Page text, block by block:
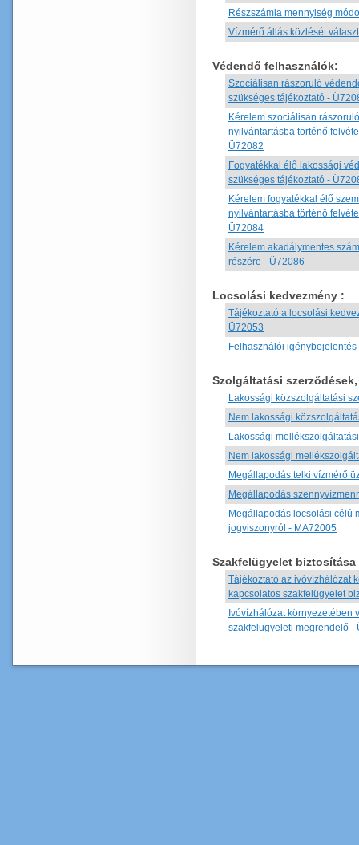
Részszámla mennyiség
Vízmérő állás közlését
Védendő felhasználók:
Szociálisan rászoruló
szükséges tájékoztató -
Kérelem szociálisan
nyilvántartásba történő
Ü72082
Fogyatékkal élő lakossági
szükséges tájékoztató -
Kérelem fogyatékkal élő
nyilvántartásba történő
Ü72084
Kérelem akadálymentes
részére - Ü72086
Locsolási kedvezmény :
Tájékoztató a locsolási
Ü72053
Felhasználói
Szolgáltatási
Lakossági közszolgáltatási
Nem lakossági
Lakossági
Nem lakossági
Megállapodás telki vízmérő
Megállapodás
Megállapodás locsolási célú
jogviszonyról - MA72005
Szakfelügyelet biztosítása
Tájékoztató az ivóvízhálózat
kapcsolatos szakfelügyelet
Ivóvízhálózat környezetében
szakfelügyeleti megrendelő -